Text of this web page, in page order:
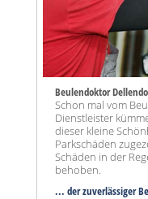
Beulendoktor
Schon mal vom
Dienstleister
dieser kleine
Parkschäden
Schäden in der
behoben.
... der zuverlässiger